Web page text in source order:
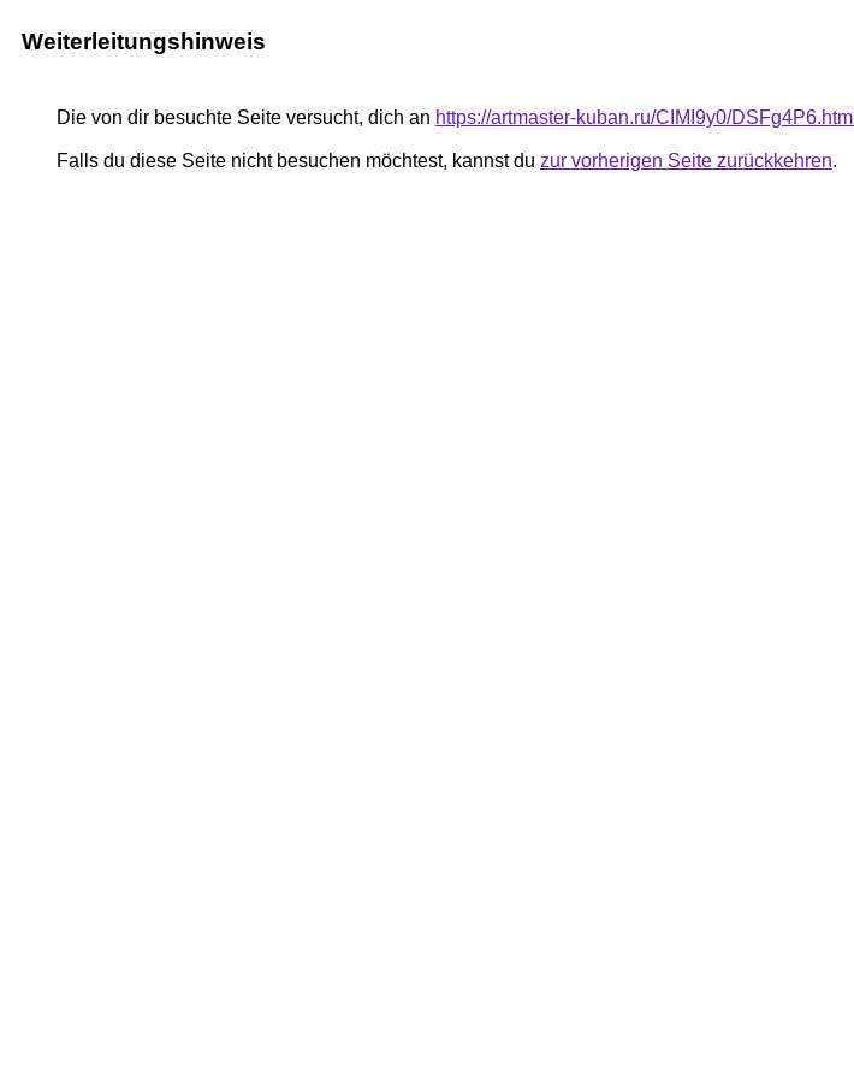
Weiterleitungshinweis
Die von dir besuchte Seite versucht, dich an https://artmaster-kuban.ru/CIMI9y0/DSFg4P6.html
Falls du diese Seite nicht besuchen möchtest, kannst du zur vorherigen Seite zurückkehren.